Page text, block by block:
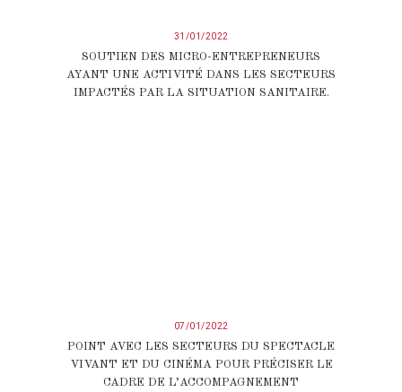
31/01/2022
SOUTIEN DES MICRO-ENTREPRENEURS
AYANT UNE ACTIVITÉ DANS LES SECTEURS
IMPACTÉS PAR LA SITUATION SANITAIRE.
07/01/2022
POINT AVEC LES SECTEURS DU SPECTACLE
VIVANT ET DU CINÉMA POUR PRÉCISER LE
CADRE DE L’ACCOMPAGNEMENT